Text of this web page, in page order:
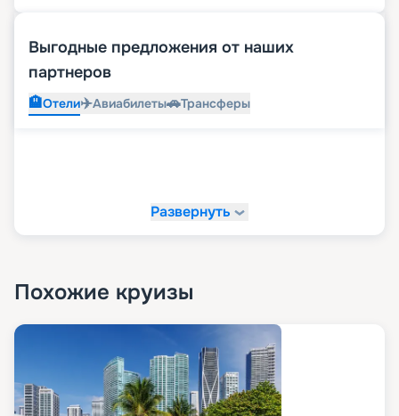
Выгодные предложения от наших
партнеров
🏨Отели✈️Авиабилеты🚗Трансферы
Развернуть
Похожие круизы